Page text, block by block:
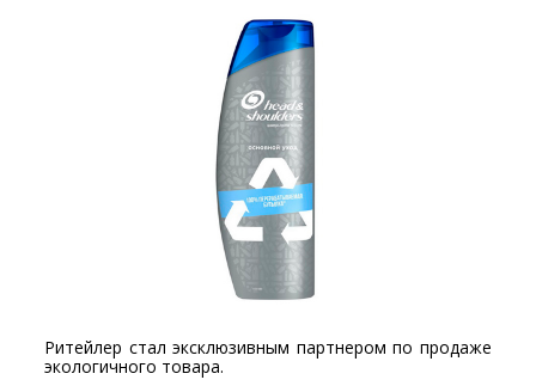
Ритейлер стал эксклюзивным партнером по продаже
экологичного товара.